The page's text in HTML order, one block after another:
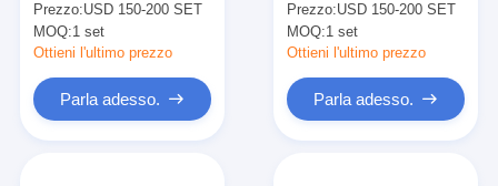
automobile l'operatore
WJMP202 sotterraneo
per il portone della
Prezzo:USD 150-200 SET
MOQ:1 set
Ottieni l'ultimo prezzo
Parla adesso.
commutatore di limite
materiale della lega di
alluminio della
Prezzo:USD 150-200 SET
MOQ:1 set
Ottieni l'ultimo prezzo
Parla adesso.